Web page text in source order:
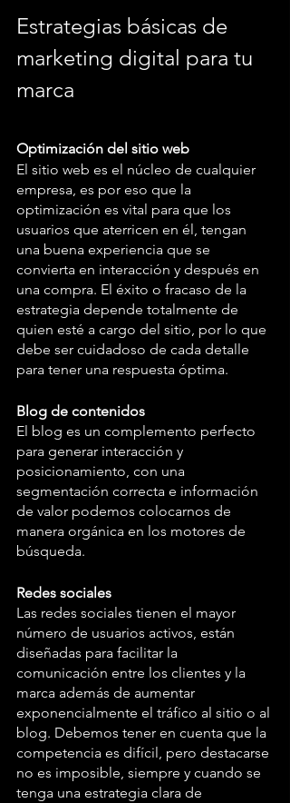
Estrategias básicas de
marketing digital para tu
marca
Optimización del sitio web
El sitio web es el núcleo de cualquier
empresa, es por eso que la
optimización es vital para que los
usuarios que aterricen en él, tengan
una buena experiencia que se
convierta en interacción y después en
una compra. El éxito o fracaso de la
estrategia depende totalmente de
quien esté a cargo del sitio, por lo que
debe ser cuidadoso de cada detalle
para tener una respuesta óptima.
Blog de contenidos
El blog es un complemento perfecto
para generar interacción y
posicionamiento, con una
segmentación correcta e información
de valor podemos colocarnos de
manera orgánica en los motores de
búsqueda.
Redes sociales
Las redes sociales tienen el mayor
número de usuarios activos, están
diseñadas para facilitar la
comunicación entre los clientes y la
marca además de aumentar
exponencialmente el tráfico al sitio o al
blog. Debemos tener en cuenta que la
competencia es difícil, pero destacarse
no es imposible, siempre y cuando se
tenga una estrategia clara de